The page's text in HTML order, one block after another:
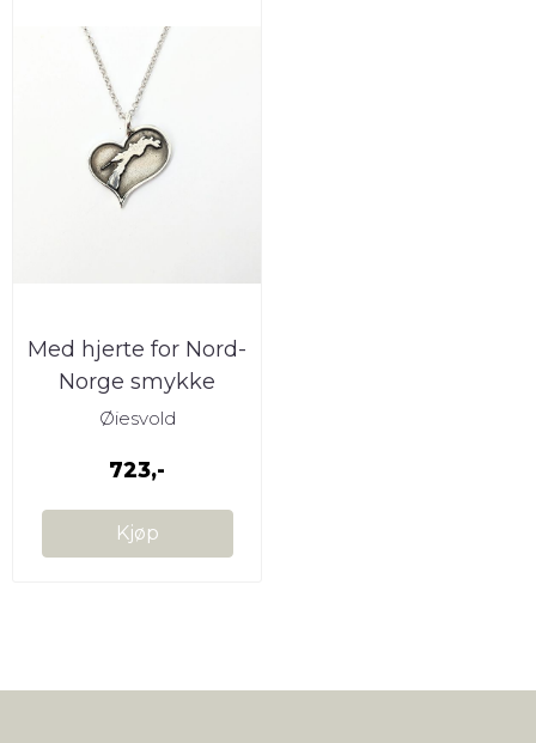
Med hjerte for Nord-
Norge smykke
Øiesvold
723,-
Kjøp